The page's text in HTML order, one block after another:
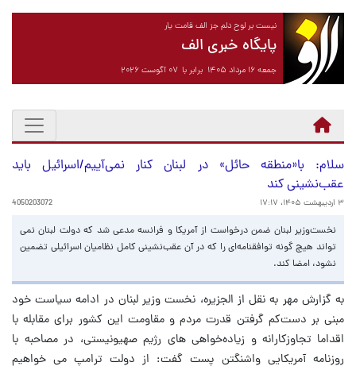
نیست بر لوح دلم جز الف قامت یار
پایگاه خبری الف
جمعه ۱۶ مرداد ۱۴۰۵ برابر با ۰۷ آگوست ۲۰۲۶
سلام: با«منطقه حائل» در لبنان کنار نمی‌آییم/اسرائیل باید
عقب‌نشینی کند
۳ اردیبهشت ۱۴۰۵، ۱۷:۱۷ 4050203072
نخست‌وزیر لبنان ضمن درخواست از آمریکا و فرانسه مدعی شد که دولت لبنان نمی
تواند هیچ گونه توافقنامه‌ای را که در آن عقب‌نشینی کامل نظامیان اسرائیلی تضمین
نشود، امضا کند.
به گزارش مهر به نقل از الجزیره، نخست وزیر لبنان در ادامه سیاست خود
مبنی بر دست‌کم گرفتن قدرت مردم و مقاومت این کشور برای مقابله با
اقداما تجاوزکارانه و زیاده‌خواهی های رژیم صهیونیستی، در مصاحبه با
روزنامه آمریکایی واشنگتن پست گفت: از دولت ترامپ می خواهیم